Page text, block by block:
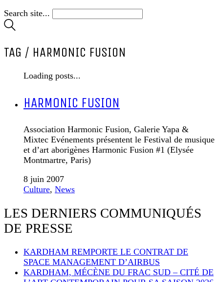
Search site...
TAG / HARMONIC FUSION
Loading posts...
HARMONIC FUSION
Association Harmonic Fusion, Galerie Yapa &
Mixtec Evénements présentent le Festival de musique
et d’art aborigènes Harmonic Fusion #1 (Elysée
Montmartre, Paris)
8 juin 2007
Culture, News
LES DERNIERS COMMUNIQUÉS
DE PRESSE
KARDHAM REMPORTE LE CONTRAT DE
SPACE MANAGEMENT D’AIRBUS
KARDHAM, MÉCÈNE DU FRAC SUD – CITÉ DE